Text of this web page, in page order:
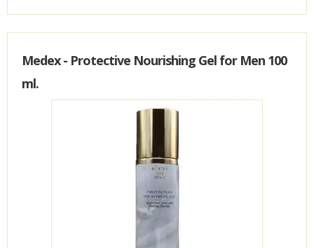
Medex - Protective Nourishing Gel for Men 100
ml.